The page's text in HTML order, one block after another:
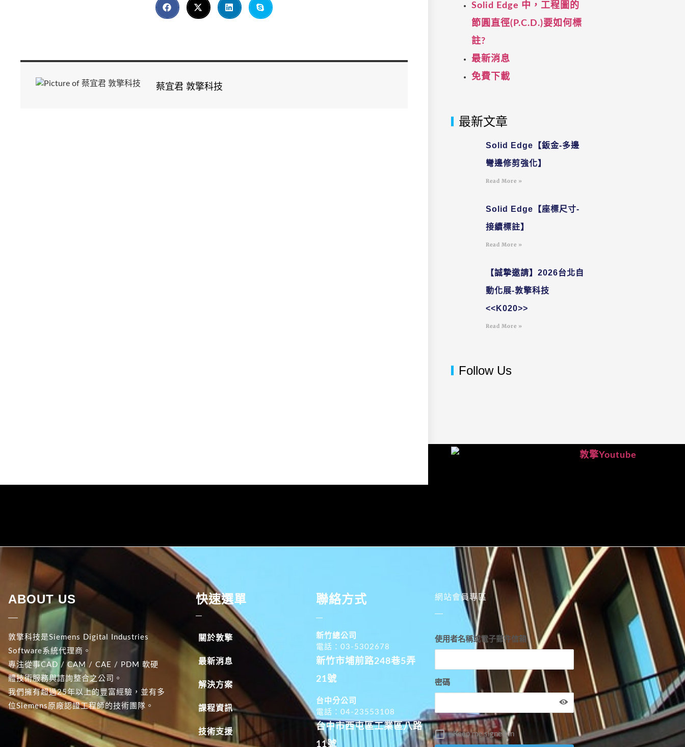
蔡宜君 敦擎科技
Solid Edge 中，工程圖的
節圓直徑(P.C.D.)要如何標
註?
最新消息
免費下載
最新文章
Solid Edge【鈑金-多邊
彎邊修剪強化】
Read More »
Solid Edge【座標尺寸-
接續標註】
Read More »
【誠摯邀請】2026台北自
動化展-敦擎科技
<<K020>>
Read More »
Follow Us
ABOUT US
敦擎科技是Siemens Digital Industries
Software系統代理商。
專注從事CAD / CAM / CAE / PDM 軟硬
體技術服務與諮詢整合之公司。
我們擁有超過25年以上的豐富經驗，並有多
位Siemens原廠認證工程師的技術團隊。
快速選單
關於敦擎
最新消息
解決方案
課程資訊
技術支援
聯絡方式
新竹總公司
電話：03-5302678
新竹市埔前路248巷5弄
21號
台中分公司
電話：04-23553108
台中市西屯區工業區八路
11號
網站會員專區
使用者名稱或電子郵件信箱
密碼
Keep me signed in